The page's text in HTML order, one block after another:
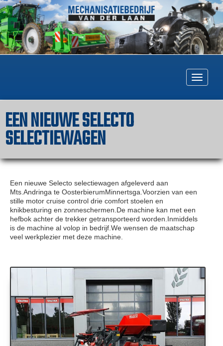
EEN NIEUWE SELECTO
SELECTIEWAGEN
Een nieuwe Selecto selectiewagen afgeleverd aan
Mts.Andringa te OosterbierumMinnertsga.Voorzien van een
stille motor cruise control drie comfort stoelen en
knikbesturing en zonneschermen.De machine kan met een
hefbok achter de trekker getransporteerd worden.Inmiddels
is de machine al volop in bedrijf.We wensen de maatschap
veel werkplezier met deze machine.